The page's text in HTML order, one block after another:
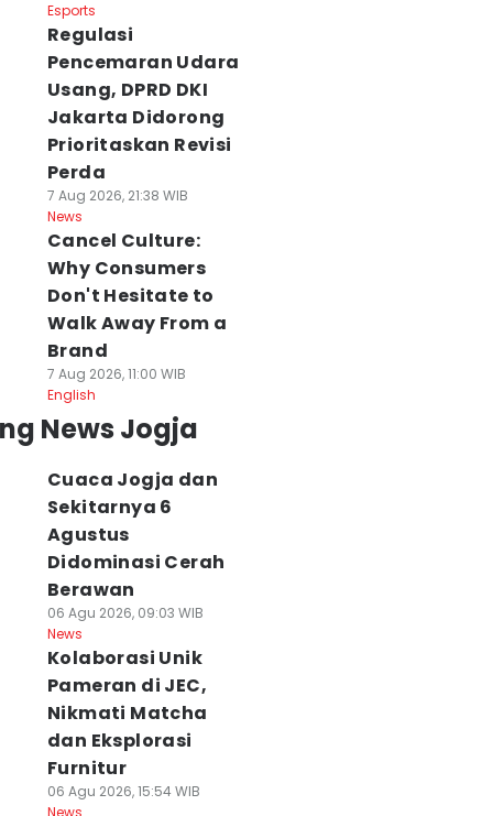
Esports
Regulasi
Pencemaran Udara
Usang, DPRD DKI
Jakarta Didorong
Prioritaskan Revisi
Perda
7 Aug 2026, 21:38 WIB
News
Cancel Culture:
Why Consumers
Don't Hesitate to
Walk Away From a
Brand
7 Aug 2026, 11:00 WIB
English
News Jogja
Cuaca Jogja dan
Sekitarnya 6
Agustus
Didominasi Cerah
Berawan
06 Agu 2026, 09:03 WIB
News
Kolaborasi Unik
Pameran di JEC,
Nikmati Matcha
dan Eksplorasi
Furnitur
06 Agu 2026, 15:54 WIB
News